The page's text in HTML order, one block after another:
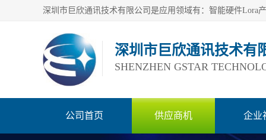
深圳市巨欣通讯技术有
SHENZHEN GSTAR
公司首页 供应商机 企业